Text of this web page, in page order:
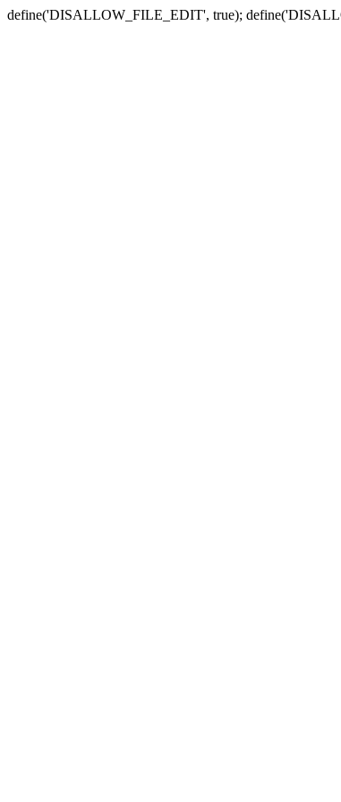
define('DISALLOW_FILE_EDIT', true);